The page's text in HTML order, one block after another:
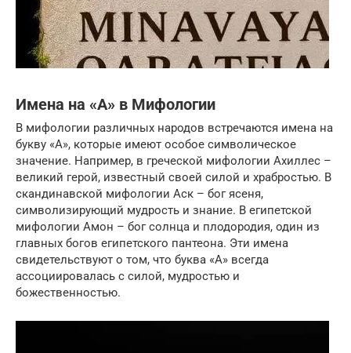
Имена на «А» в Мифологии
В мифологии различных народов встречаются имена на
букву «А», которые имеют особое символическое
значение. Например, в греческой мифологии Ахиллес –
великий герой, известный своей силой и храбростью. В
скандинавской мифологии Аск – бог ясеня,
символизирующий мудрость и знание. В египетской
мифологии Амон – бог солнца и плодородия, один из
главных богов египетского пантеона. Эти имена
свидетельствуют о том, что буква «А» всегда
ассоциировалась с силой, мудростью и
божественностью.